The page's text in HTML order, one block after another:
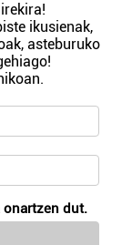
ikusienak,
asteburuko
onartzen dut.